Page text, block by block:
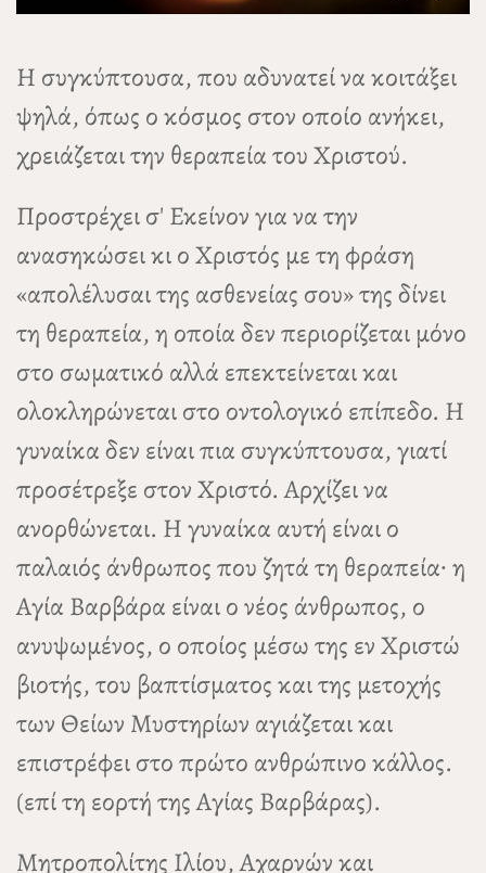
Η συγκύπτουσα, που αδυνατεί να κοιτάξει
ψηλά, όπως ο κόσμος στον οποίο ανήκει,
χρειάζεται την θεραπεία του Χριστού.
Προστρέχει σ' Εκείνον για να την
ανασηκώσει κι ο Χριστός με τη φράση
«απολέλυσαι της ασθενείας σου» της δίνει
τη θεραπεία, η οποία δεν περιορίζεται μόνο
στο σωματικό αλλά επεκτείνεται και
ολοκληρώνεται στο οντολογικό επίπεδο. Η
γυναίκα δεν είναι πια συγκύπτουσα, γιατί
προσέτρεξε στον Χριστό. Αρχίζει να
ανορθώνεται. Η γυναίκα αυτή είναι ο
παλαιός άνθρωπος που ζητά τη θεραπεία· η
Αγία Βαρβάρα είναι ο νέος άνθρωπος, ο
ανυψωμένος, ο οποίος μέσω της εν Χριστώ
βιοτής, του βαπτίσματος και της μετοχής
των Θείων Μυστηρίων αγιάζεται και
επιστρέφει στο πρώτο ανθρώπινο κάλλος.
(επί τη εορτή της Αγίας Βαρβάρας).
Μητροπολίτης Ιλίου, Αχαρνών και